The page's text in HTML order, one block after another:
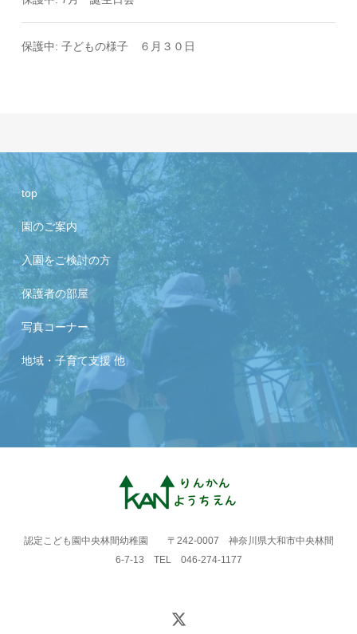
保護中: 子どもの様子 ６月３０日
top
園のご案内
入園をご検討の方
保護者の部屋
写真コーナー
地域・子育て支援 他
認定こども園中央林間幼稚園 〒242-0007 神奈川県大和市中央林間
6-7-13 TEL 046-274-1177